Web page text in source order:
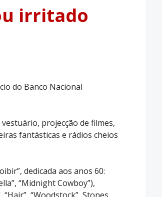
irritado
do Banco Nacional
projecção de filmes,
fantásticas e rádios cheios
dedicada aos anos 60:
“Midnight Cowboy”),